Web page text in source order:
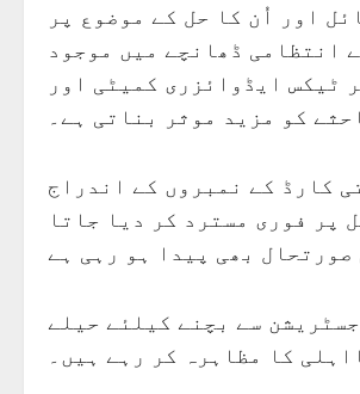
اور اُن کا حل کے موضوع پر
انتظامی ڈھانچے میں موجود
ٹیکس ایڈوائزری کمیٹی اور
کو مزید موثر بناتی ہے۔
کارڈ کے نمبروں کے اندراج
پر فوری مسترد کر دیا جاتا
بھی پیدا ہو رہی ہے
سے بچنے کیلئے حیلے
کا مظاہرہ کر رہے ہیں۔